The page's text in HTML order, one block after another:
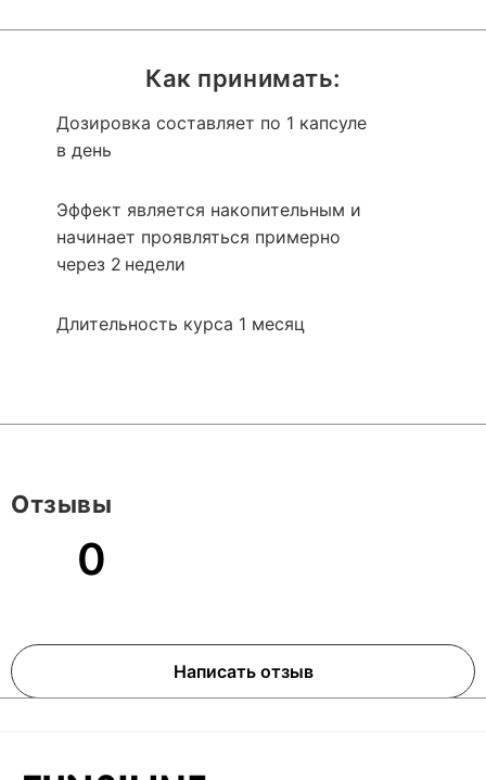
Как принимать:
Дозировка составляет по 1 капсуле
в день
Эффект является накопительным и
начинает проявляться примерно
через 2 недели
Длительность курса 1 месяц
0
Написать отзыв
Отзывы